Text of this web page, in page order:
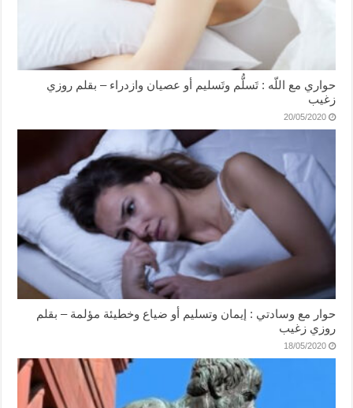
حواري مع اللّه : تَسلُّم وتَسليم أو عصيان وازدراء – بقلم روزي
زغيب
20/05/2020
حوار مع وسادتي : إيمان وتسليم أو ضياع وخطيئة مؤلمة – بقلم
روزي زغيب
18/05/2020